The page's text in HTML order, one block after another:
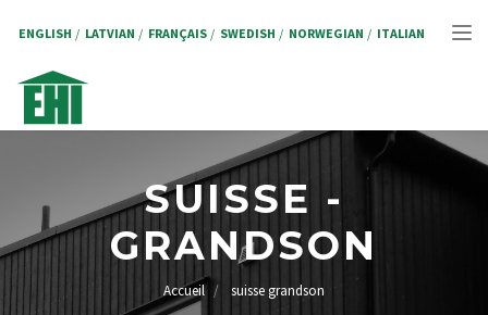
principal
ENGLISH LATVIAN FRANÇAIS SWEDISH NORWEGIAN ITALIAN
SUISSE -
GRANDSON
FIL
Accueil suisse grandson